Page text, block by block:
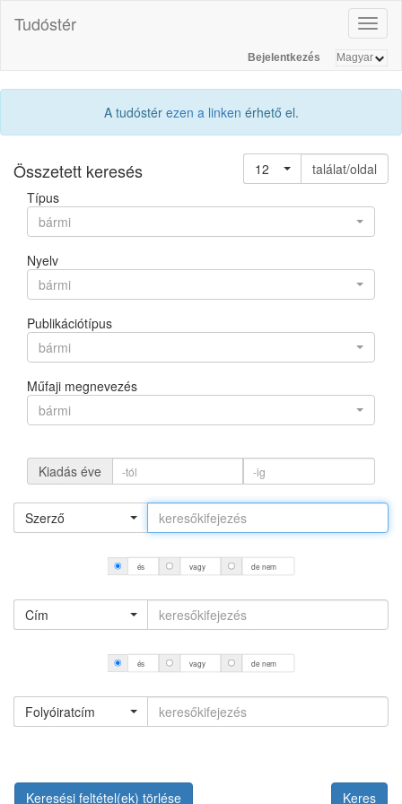
Tudóstér
Bejelentkezés
A tudóstér ezen a linken érhető el.
Összetett keresés 12
találat/oldal
Típus
bármi
Nyelv
bármi
Publikációtípus
bármi
Műfaji megnevezés
bármi
Kiadás éve
Szerző
és vagy de nem
Cím
és vagy de nem
Folyóiratcím
Keresési feltétel(ek) törlése